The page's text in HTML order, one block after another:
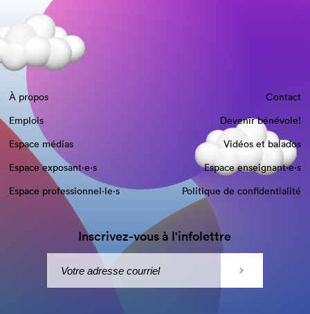
À propos
Contact
Emplois
Devenir bénévole!
Espace médias
Vidéos et balados
Espace exposant·e⋅s
Espace enseignant·e⋅s
Espace professionnel·le⋅s
Politique de confidentialité
Inscrivez-vous à l'infolettre